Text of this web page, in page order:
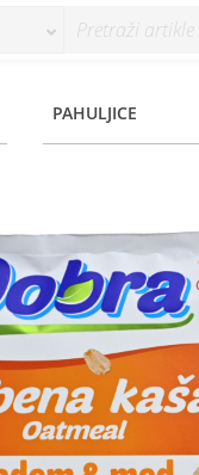
PAHULJICE